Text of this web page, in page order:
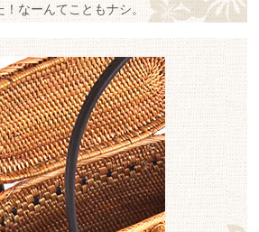
なーんてこともナシ。